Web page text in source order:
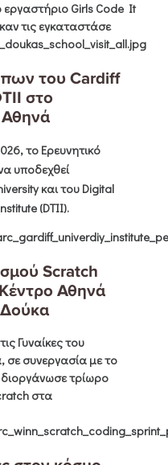
εργαστήριο Girls Code It
τις εγκαταστάσε
του Cardiff
στο
Αθηνά
, το Ερευνητικό
υποδεχθεί
και του Digital
(DTII).
Scratch
Αθηνά
Γυναίκες του
, σε συνεργασία με το
διοργάνωσε τρίωρο
στα